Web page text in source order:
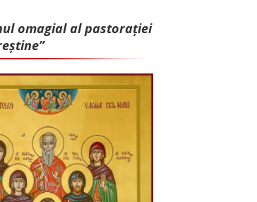
omagial al pastorației